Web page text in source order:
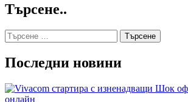
Търсене..
Търсене
за:
Последни новини